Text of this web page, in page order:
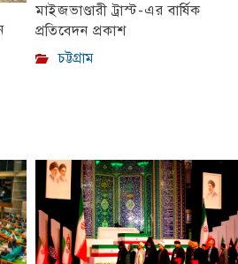
মাইজভাণ্ডারী ট্রাস্ট-এর বার্ষিক
প্রতিবেদন প্রকাশ
চট্টগ্রাম